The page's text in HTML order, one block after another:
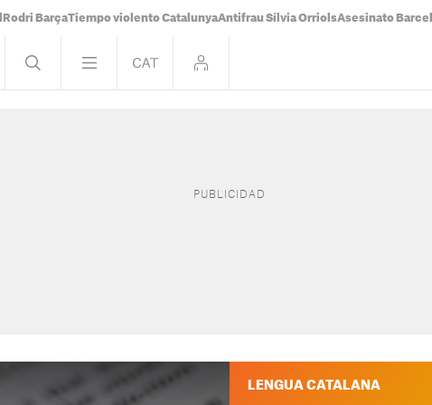
Rodri BarçaTiempo violento CatalunyaAntifrau Sílvia OrriolsAsesinato
LENGUA CATALANA